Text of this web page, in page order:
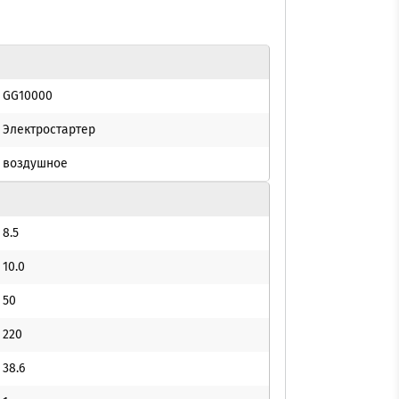
GG10000
Электростартер
воздушное
8.5
10.0
50
220
38.6